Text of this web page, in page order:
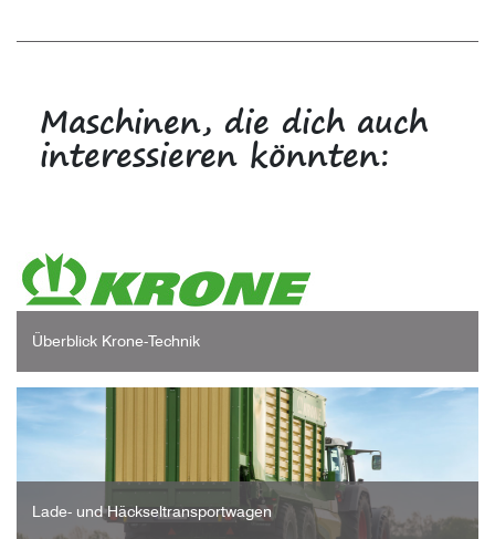
Maschinen, die dich auch
interessieren könnten:
Überblick Krone-Technik
Lade- und Häckseltransportwagen